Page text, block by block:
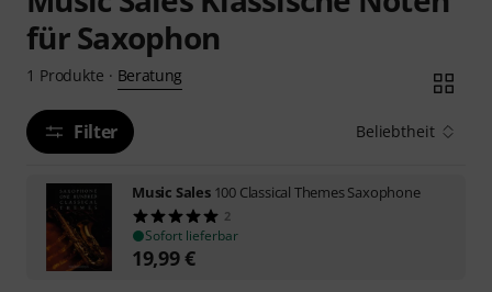
für Saxophon
1 Produkte · Beratung
Filter Beliebtheit
Music Sales 100 Classical Themes Saxophone
2
Sofort lieferbar
19,99€